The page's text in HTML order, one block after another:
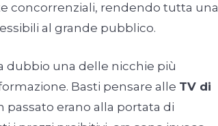
concorrenziali, rendendo tutta una
al grande pubblico.
dubbio una delle nicchie più
Basti pensare alle TV di
passato erano alla portata di